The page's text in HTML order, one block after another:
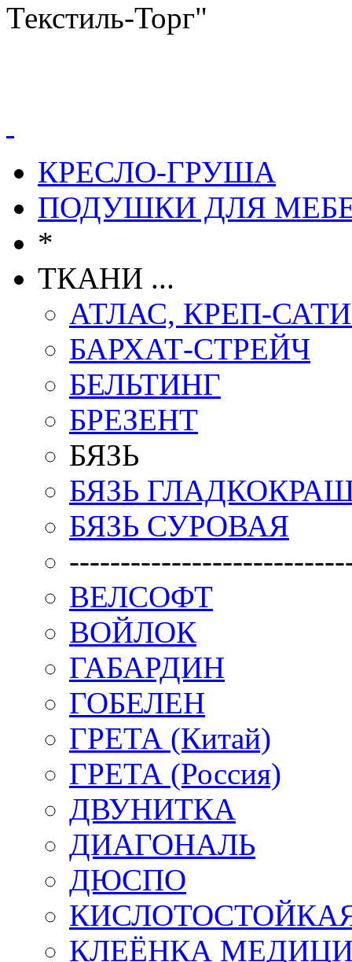
Текстиль-Торг"
КРЕСЛО-ГРУША
ПОДУШКИ ДЛЯ
*
ТКАНИ ...
АТЛАС, КРЕП-
БАРХАТ-СТРЕЙЧ
БЕЛЬТИНГ
БРЕЗЕНТ
БЯЗЬ
БЯЗЬ
БЯЗЬ СУРОВАЯ
ВЕЛСОФТ
ВОЙЛОК
ГАБАРДИН
ГОБЕЛЕН
ГРЕТА (Китай)
ГРЕТА (Россия)
ДВУНИТКА
ДИАГОНАЛЬ
ДЮСПО
КЛЕЁНКА